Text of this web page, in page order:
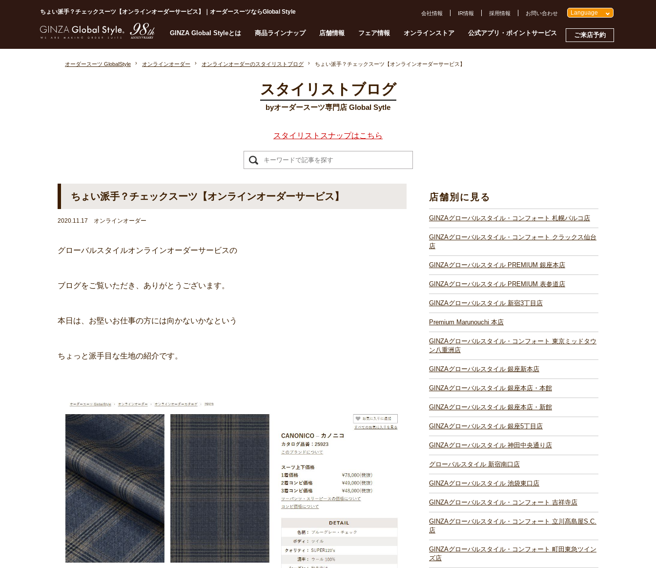
ちょい派手？チェックスーツ【オンラインオーダーサービス】｜オーダースーツならGlobal Style
GINZA Global Styleとは 商品ラインナップ 店舗情報 フェア情報 オンラインストア 公式アプリ・ポイントサービス ご来店予約
会社情報 IR情報 採用情報 お問い合わせ Language
オーダースーツ GlobalStyle オンラインオーダー オンラインオーダーのスタイリストブログ ちょい派手？チェックスーツ【オンラインオーダーサービス】
スタイリストブログ
byオーダースーツ専門店 Global Sytle
スタイリストスナップはこちら
ちょい派手？チェックスーツ【オンラインオーダーサービス】
2020.11.17 オンラインオーダー
グローバルスタイルオンラインオーダーサービスの
ブログをご覧いただき、ありがとうございます。
本日は、お堅いお仕事の方には向かないかなという
ちょっと派手目な生地の紹介です。
店舗別に見る
GINZAグローバルスタイル・コンフォート 札幌パルコ店
GINZAグローバルスタイル・コンフォート クラックス仙台
店
GINZAグローバルスタイル PREMIUM 銀座本店
GINZAグローバルスタイル PREMIUM 表参道店
GINZAグローバルスタイル 新宿3丁目店
Premium Marunouchi 本店
GINZAグローバルスタイル・コンフォート 東京ミッドタウ
ン八重洲店
GINZAグローバルスタイル 銀座新本店
GINZAグローバルスタイル 銀座本店・本館
GINZAグローバルスタイル 銀座本店・新館
GINZAグローバルスタイル 銀座5丁目店
GINZAグローバルスタイル 神田中央通り店
グローバルスタイル 新宿南口店
GINZAグローバルスタイル 池袋東口店
GINZAグローバルスタイル・コンフォート 吉祥寺店
GINZAグローバルスタイル・コンフォート 立川髙島屋S.C.
店
GINZAグローバルスタイル・コンフォート 町田東急ツイン
ズ店